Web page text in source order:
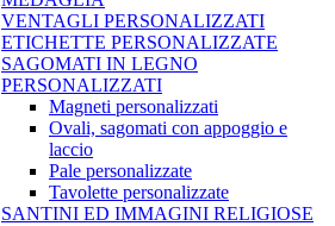
VENTAGLI PERSONALIZZATI
ETICHETTE PERSONALIZZATE
SAGOMATI IN LEGNO
PERSONALIZZATI
Magneti personalizzati
Ovali, sagomati con appoggio e
laccio
Pale personalizzate
Tavolette personalizzate
SANTINI ED IMMAGINI RELIGIOSE